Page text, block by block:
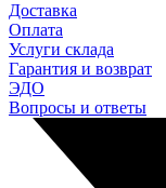
Доставка
Оплата
Услуги склада
Гарантия и возврат
ЭДО
Вопросы и ответы